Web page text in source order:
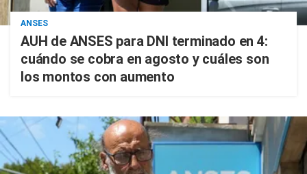
ANSES
AUH de ANSES para DNI terminado en 4:
cuándo se cobra en agosto y cuáles son
los montos con aumento